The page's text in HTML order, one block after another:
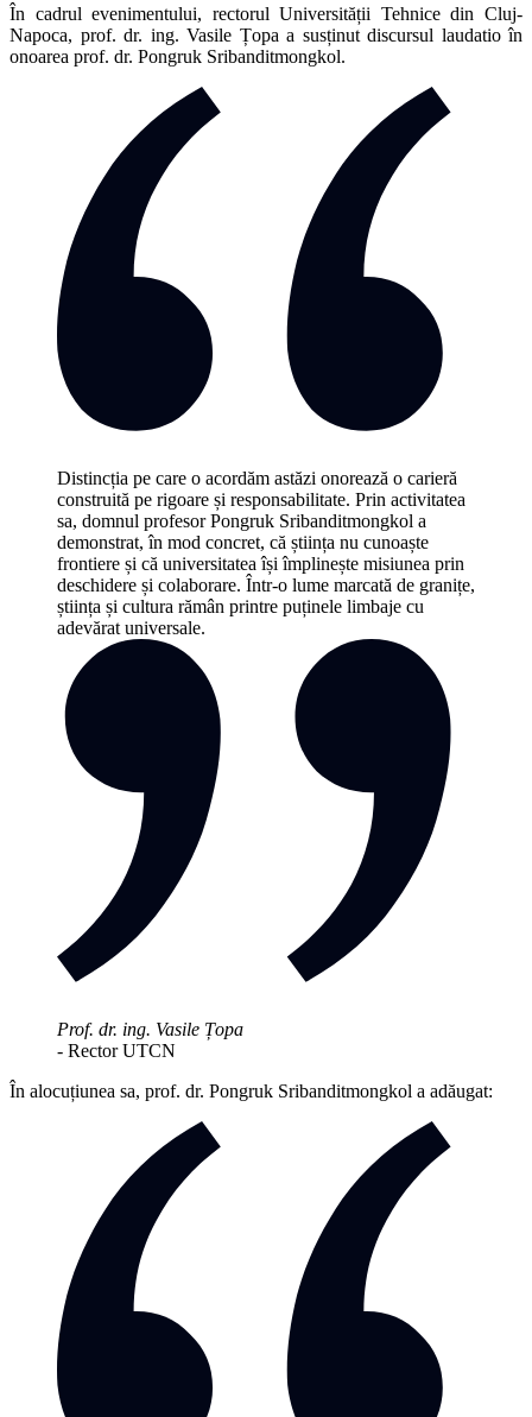
În cadrul evenimentului, rectorul Universității Tehnice din Cluj-
Napoca, prof. dr. ing. Vasile Țopa a susținut discursul laudatio în
onoarea prof. dr. Pongruk Sribanditmongkol.
Distincția pe care o acordăm astăzi onorează o carieră
construită pe rigoare și responsabilitate. Prin activitatea
sa, domnul profesor Pongruk Sribanditmongkol a
demonstrat, în mod concret, că știința nu cunoaște
frontiere și că universitatea își împlinește misiunea prin
deschidere și colaborare. Într-o lume marcată de granițe,
știința și cultura rămân printre puținele limbaje cu
adevărat universale.
Prof. dr. ing. Vasile Țopa
- Rector UTCN
În alocuțiunea sa, prof. dr. Pongruk Sribanditmongkol a adăugat: